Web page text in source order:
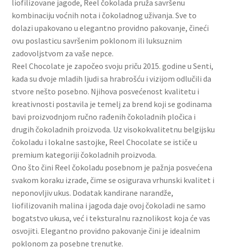
Pokloni za Dan zaljubljenih
Pokloni za devojku
Login
My account
Naši partneri
Newsletter
Partners
Poklon aranžmani
Premium čokolada
liofilizovane jagode, Reel čokolada pruža savršenu
kombinaciju voćnih nota i čokoladnog uživanja. Sve to
dolazi upakovano u elegantno providno pakovanje, čineći
ovu poslasticu savršenim poklonom ili luksuznim
zadovoljstvom za vaše nepce.
Reel Chocolate je započeo svoju priču 2015. godine u Senti,
kada su dvoje mladih ljudi sa hrabrošću i vizijom odlučili da
stvore nešto posebno. Njihova posvećenost kvalitetu i
kreativnosti postavila je temelj za brend koji se godinama
bavi proizvodnjom ručno rađenih čokoladnih pločica i
drugih čokoladnih proizvoda. Uz visokokvalitetnu belgijsku
čokoladu i lokalne sastojke, Reel Chocolate se ističe u
premium kategoriji čokoladnih proizvoda.
Ono što čini Reel čokoladu posebnom je pažnja posvećena
svakom koraku izrade, čime se osigurava vrhunski kvalitet i
neponovljiv ukus. Dodatak kandirane narandže,
liofilizovanih malina i jagoda daje ovoj čokoladi ne samo
bogatstvo ukusa, već i teksturalnu raznolikost koja će vas
osvojiti. Elegantno providno pakovanje čini je idealnim
poklonom za posebne trenutke.